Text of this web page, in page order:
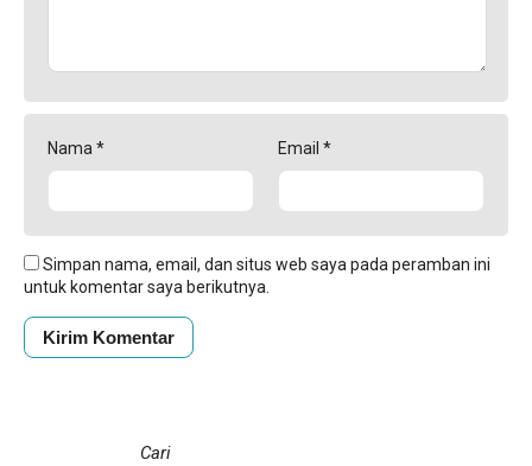
Nama* Email *
Simpan nama, email, dan situs web saya pada peramban ini
untuk komentar saya berikutnya.
Cari